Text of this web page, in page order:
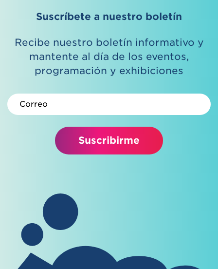
Suscríbete a nuestro boletín
Recibe nuestro boletín informativo y
mantente al día de los eventos,
programación y exhibiciones
Correo electrónico
Suscribirme